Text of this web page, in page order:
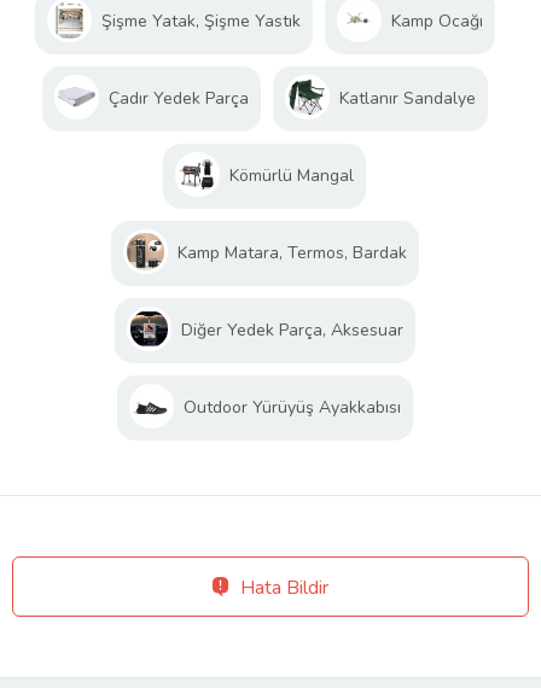
Şişme Yatak, Şişme Yastık Kamp Ocağı
Çadır Yedek Parça Katlanır Sandalye
Kömürlü Mangal
Kamp Matara, Termos, Bardak
Diğer Yedek Parça, Aksesuar
Outdoor Yürüyüş Ayakkabısı
Hata Bildir